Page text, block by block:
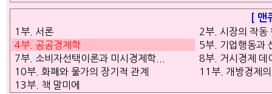
[ 맨
1부. 서론
2부. 시장의 작동
4부. 공공경제학
5부. 기업행동과
7부. 소비자선택이론과 미시경제학...
8부. 거시경제 데
10부. 화폐와 물가의 장기적 관계
11부. 개방경제
13부. 책 말미에